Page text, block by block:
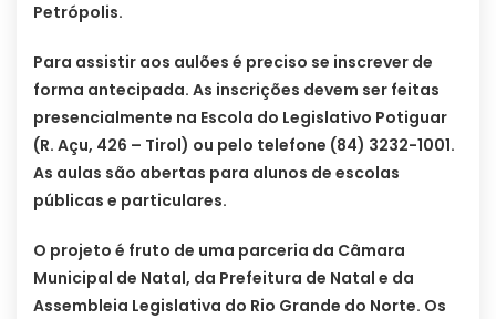
Petrópolis.
Para assistir aos aulões é preciso se inscrever de
forma antecipada. As inscrições devem ser feitas
presencialmente na Escola do Legislativo Potiguar
(R. Açu, 426 – Tirol) ou pelo telefone (84) 3232-1001.
As aulas são abertas para alunos de escolas
públicas e particulares.
O projeto é fruto de uma parceria da Câmara
Municipal de Natal, da Prefeitura de Natal e da
Assembleia Legislativa do Rio Grande do Norte. Os